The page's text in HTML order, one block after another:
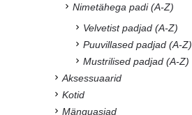
Nimetähega padi (A-Z)
Velvetist padjad (A-Z)
Puuvillased padjad (A-Z)
Mustrilised padjad (A-Z)
Aksessuaarid
Kotid
Mänguasjad